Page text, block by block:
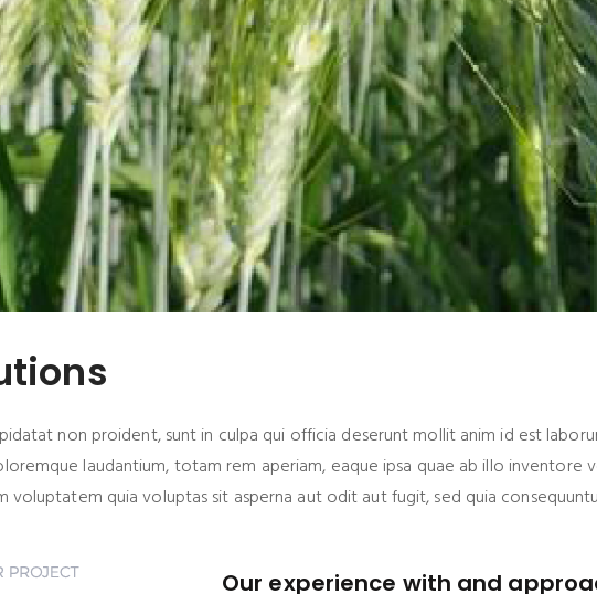
non proident, sunt in culpa qui officia deserunt mollit anim id est
laudantium, totam rem aperiam, eaque ipsa quae ab illo
voluptatem quia voluptas sit asperna aut odit aut fugit, sed quia
Our experience with and